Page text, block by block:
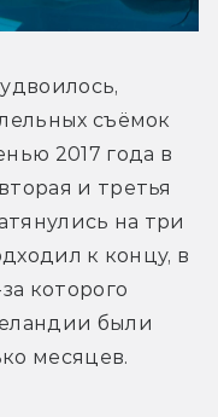
съёмок
2017 года в
и третья
на три
к концу, в
которого
были
месяцев.